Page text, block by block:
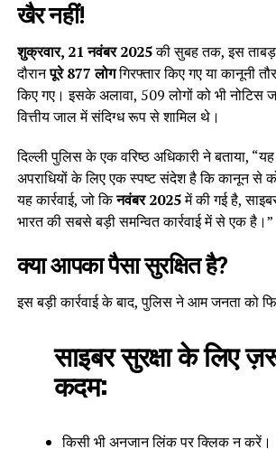
खैर नहीं!
शुक्रवार, 21 नवंबर 2025की सुबह तक, इस
दौरानपूरे 877 लोगगिरफ्तार किए गए या कानूनी
किए गए। इसके अलावा, 509 लोगों को भी नोटिस
वित्तीय जाल में संदिग्ध रूप से शामिल थे।
दिल्ली पुलिस के एक वरिष्ठ अधिकारी ने बताया,
अपराधियों के लिए एक स्पष्ट संदेश है कि कानून से
यह कार्रवाई, जो किनवंबर 2025में की गई है,
भारत की सबसे बड़ी समन्वित कार्रवाई में से एक है।”
क्या आपका पैसा सुरक्षित है?
इस बड़ी कार्रवाई के बाद, पुलिस ने आम जनता को
साइबर सुरक्षा के लिए
कदम:
किसी भी अनजान लिंक पर क्लिक न करें।